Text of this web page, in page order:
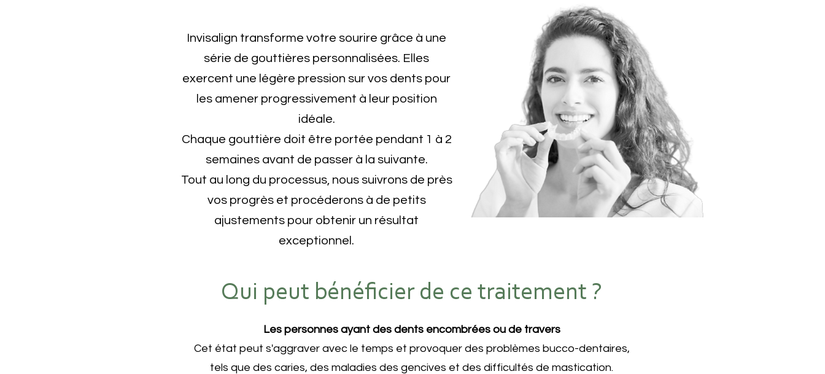
Invisalign transforme votre sourire grâce à une
série de gouttières personnalisées. Elles
exercent une légère pression sur vos dents pour
les amener progressivement à leur position
idéale.
Chaque gouttière doit être portée pendant 1 à 2
semaines avant de passer à la suivante.
Tout au long du processus, nous suivrons de près
vos progrès et procéderons à de petits
ajustements pour obtenir un résultat
exceptionnel.
Qui peut bénéficier de ce traitement ?
Les personnes ayant des dents encombrées ou de travers
Cet état peut s'aggraver avec le temps et provoquer des problèmes bucco-dentaires,
tels que des caries, des maladies des gencives et des difficultés de mastication.